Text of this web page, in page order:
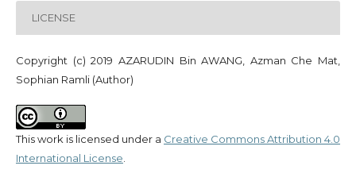
LICENSE
Copyright (c) 2019 AZARUDIN Bin AWANG, Azman Che Mat,
Sophian Ramli (Author)
This work is licensed under a Creative Commons Attribution 4.0
International License